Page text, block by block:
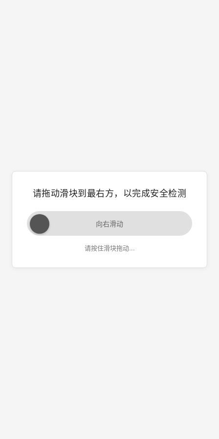
请拖动滑块到最右方，以完成安全检测
向右滑动
请按住滑块拖动...